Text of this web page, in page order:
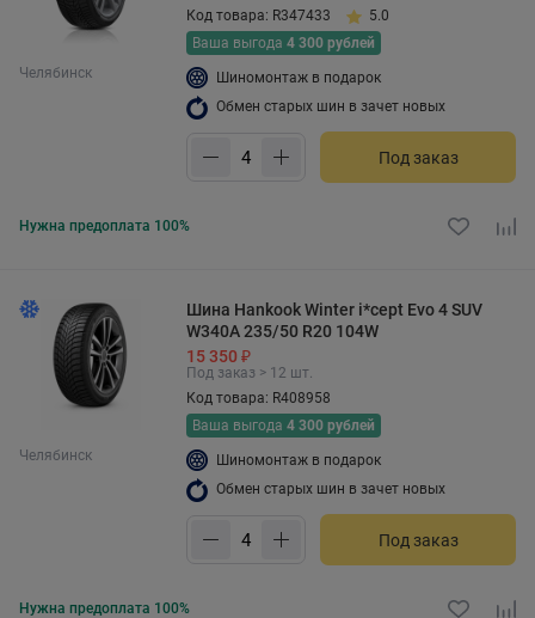
Челябинск
Код товара: R347433
5.0
Ваша выгода 4 300 рублей
Шиномонтаж в подарок
Обмен старых шин в зачет новых
Под заказ
Нужна предоплата 100%
Челябинск
Шина Hankook Winter i*cept Evo 4 SUV
W340A 235/50 R20 104W
15 350 ₽
Под заказ > 12 шт.
Код товара: R408958
Ваша выгода 4 300 рублей
Шиномонтаж в подарок
Обмен старых шин в зачет новых
Под заказ
Нужна предоплата 100%